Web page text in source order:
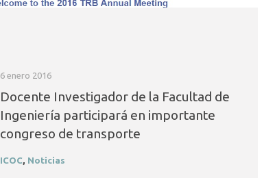
6 enero 2016
Docente Investigador de la Facultad de
Ingeniería participará en importante
congreso de transporte
ICOC, Noticias